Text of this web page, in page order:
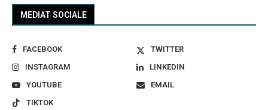
MEDIAT SOCIALE
FACEBOOK
TWITTER
INSTAGRAM
LINKEDIN
YOUTUBE
EMAIL
TIKTOK